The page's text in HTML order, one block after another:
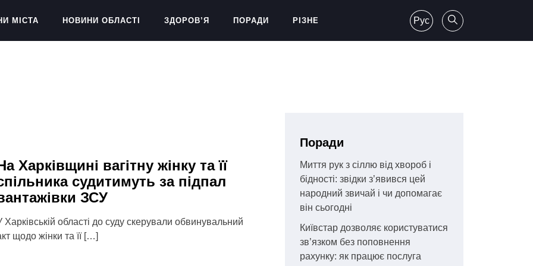
МІСТА НОВИНИ ОБЛАСТІ ЗДОРОВ’Я ПОРАДИ РІЗНЕ Рус
Харківщині вагітну жінку та її
судитимуть за підпал
ЗСУ
Харківській області до суду скерували обвинувальний
щодо жінки та її […]
Поради
Миття рук з сіллю від хвороб і
бідності: звідки з’явився цей
народний звичай і чи допомагає
він сьогодні
Київстар дозволяє користуватися
зв’язком без поповнення
рахунку: як працює послуга